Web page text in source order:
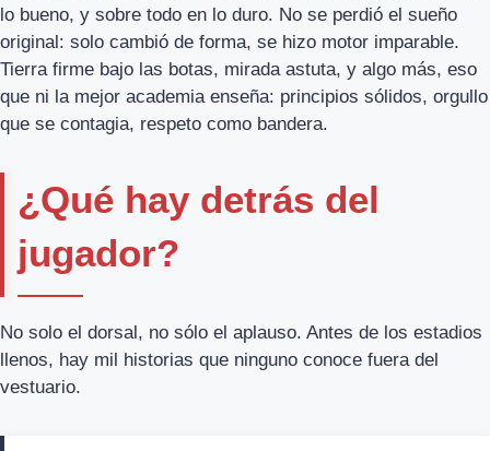
lo bueno, y sobre todo en lo duro. No se perdió el sueño
original: solo cambió de forma, se hizo motor imparable.
Tierra firme bajo las botas, mirada astuta, y algo más, eso
que ni la mejor academia enseña: principios sólidos, orgullo
que se contagia, respeto como bandera.
¿Qué hay detrás del
jugador?
No solo el dorsal, no sólo el aplauso. Antes de los estadios
llenos, hay mil historias que ninguno conoce fuera del
vestuario.